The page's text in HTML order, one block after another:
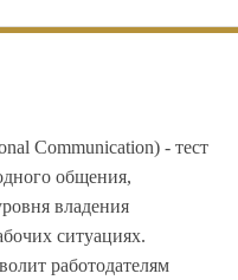
Communication) - тест
общения,
владения
ситуациях.
работодателям